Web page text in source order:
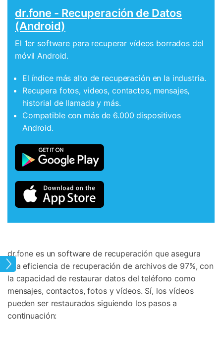
dr.fone - Recuperación de Datos
(Android)
El 1er software para recuperar vídeos borrados del
móvil Android.
El índice más alto de recuperación en la industria.
Recupera fotos, videos, contactos, mensajes,
historial de llamada y más.
Compatible con más de 6.000 dispositivos
Android.
dr.fone es un software de recuperación que asegura
una eficiencia de recuperación de archivos de 97%, con
la capacidad de restaurar datos del teléfono como
mensajes, contactos, fotos y vídeos. Sí, los vídeos
pueden ser restaurados siguiendo los pasos a
continuación: